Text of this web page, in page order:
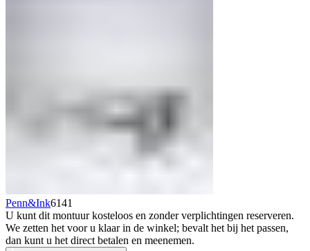
Penn&Ink6141
U kunt dit montuur kosteloos en zonder verplichtingen reserveren.
We zetten het voor u klaar in de winkel; bevalt het bij het passen,
dan kunt u het direct betalen en meenemen.